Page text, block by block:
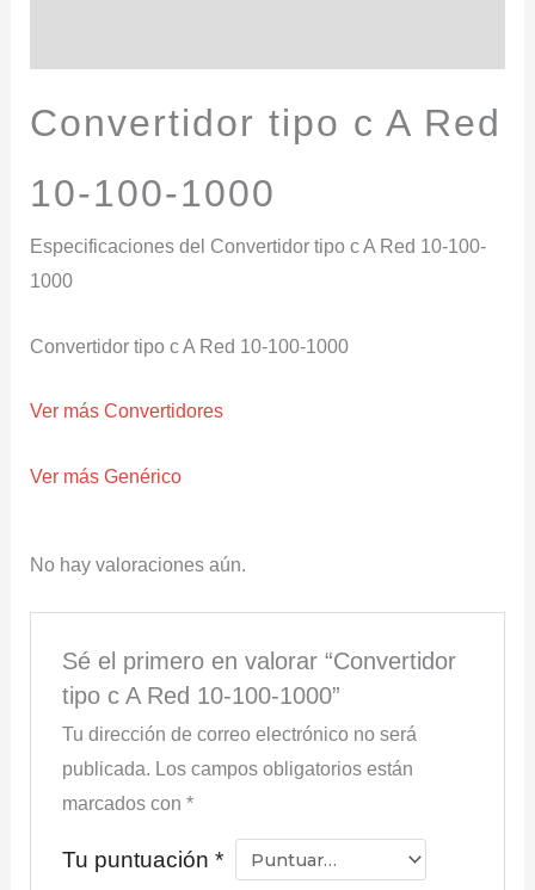
Convertidor tipo c A Red
10-100-1000
Especificaciones del Convertidor tipo c A Red 10-100-
1000
Convertidor tipo c A Red 10-100-1000
Ver más Convertidores
Ver más Genérico
No hay valoraciones aún.
Sé el primero en valorar “Convertidor
tipo c A Red 10-100-1000”
Tu dirección de correo electrónico no será
publicada. Los campos obligatorios están
marcados con*
Tu puntuación*